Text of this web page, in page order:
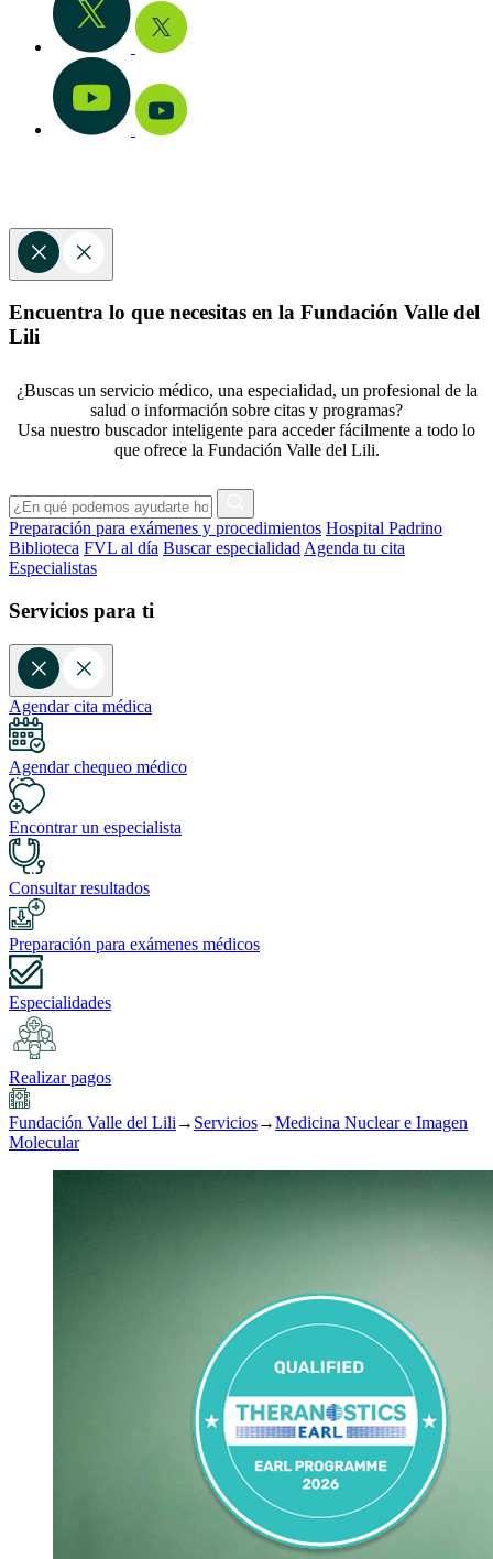
Encuentra lo que necesitas en la Fundación Valle del
Lili
¿Buscas un servicio médico, una especialidad, un profesional de la
salud o información sobre citas y programas?
Usa nuestro buscador inteligente para acceder fácilmente a todo lo
que ofrece la Fundación Valle del Lili.
Preparación para exámenes y procedimientos Hospital Padrino
Biblioteca FVL al día Buscar especialidad Agenda tu cita
Especialistas
Servicios para ti
Agendar cita médica
Agendar chequeo médico
Encontrar un especialista
Consultar resultados
Preparación para exámenes médicos
Especialidades
Realizar pagos
Fundación Valle del Lili → Servicios→Medicina Nuclear e Imagen
Molecular